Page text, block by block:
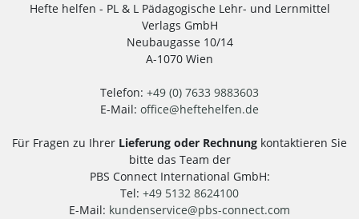
Hefte helfen - PL & L Pädagogische Lehr- und Lernmittel
Verlags GmbH
Neubaugasse 10/14
A-1070 Wien
Telefon: +49 (0) 7633 9883603
E-Mail: office@heftehelfen.de
Für Fragen zu Ihrer Lieferung oder Rechnung kontaktieren Sie
bitte das Team der
PBS Connect International GmbH:
Tel: +49 5132 8624100
E-Mail: kundenservice@pbs-connect.com